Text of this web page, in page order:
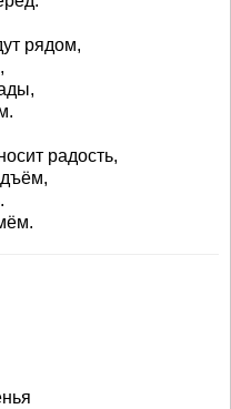
рядом,
радость,